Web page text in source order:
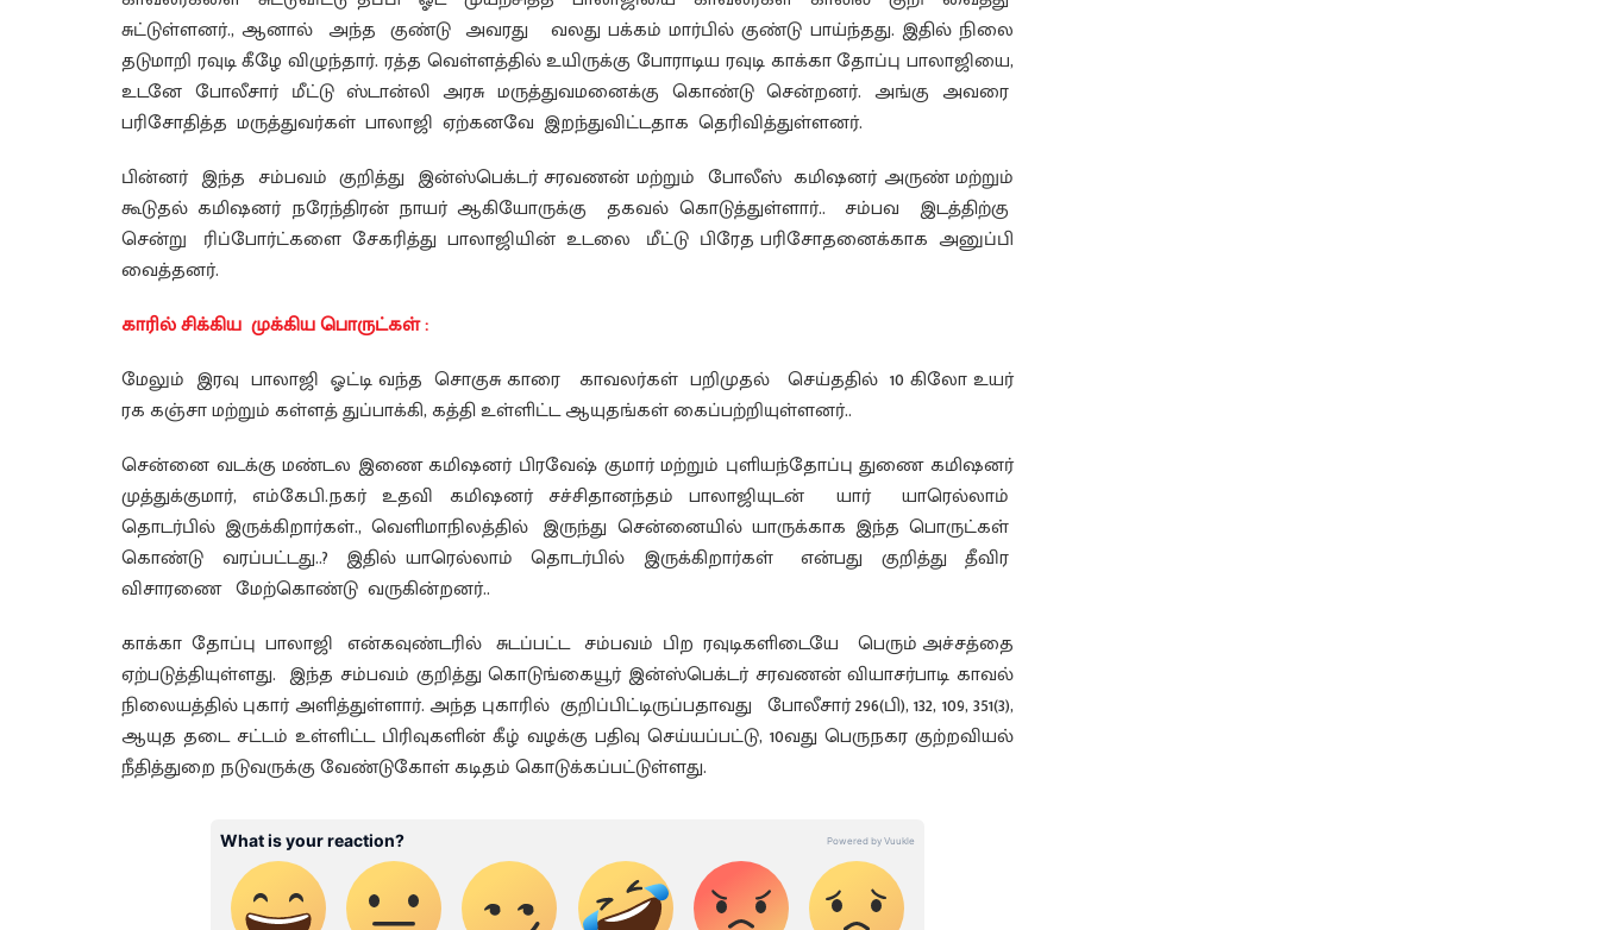
சுட்டுள்ளனர்., ஆனால் அந்த குண்டு அவரது வலது பக்கம் மார்பில் குண்டு பாய்ந்தது. இதில் நிலை
தடுமாறி ரவுடி கீழே விழுந்தார். ரத்த வெள்ளத்தில் உயிருக்கு போராடிய ரவுடி காக்கா தோப்பு பாலாஜியை,
உடனே போலீசார் மீட்டு ஸ்டான்லி அரசு மருத்துவமனைக்கு கொண்டு சென்றனர். அங்கு அவரை
பரிசோதித்த மருத்துவர்கள் பாலாஜி ஏற்கனவே இறந்துவிட்டதாக தெரிவித்துள்ளனர்.
பின்னர் இந்த சம்பவம் குறித்து இன்ஸ்பெக்டர் சரவணன் மற்றும் போலீஸ் கமிஷனர் அருண் மற்றும்
கூடுதல் கமிஷனர் நரேந்திரன் நாயர் ஆகியோருக்கு தகவல் கொடுத்துள்ளார்.. சம்பவ இடத்திற்கு
சென்று ரிப்போர்ட்களை சேகரித்து பாலாஜியின் உடலை மீட்டு பிரேத பரிசோதனைக்காக அனுப்பி
வைத்தனர்.
காரில் சிக்கிய முக்கிய பொருட்கள் :
மேலும் இரவு பாலாஜி ஓட்டி வந்த சொகுசு காரை காவலர்கள் பறிமுதல் செய்ததில் 10 கிலோ உயர்
ரக கஞ்சா மற்றும் கள்ளத் துப்பாக்கி, கத்தி உள்ளிட்ட ஆயுதங்கள் கைப்பற்றியுள்ளனர்..
சென்னை வடக்கு மண்டல இணை கமிஷனர் பிரவேஷ் குமார் மற்றும் புளியந்தோப்பு துணை கமிஷனர்
முத்துக்குமார், எம்கேபி.நகர் உதவி கமிஷனர் சச்சிதானந்தம் பாலாஜியுடன் யார் யாரெல்லாம்
தொடர்பில் இருக்கிறார்கள்., வெளிமாநிலத்தில் இருந்து சென்னையில் யாருக்காக இந்த பொருட்கள்
கொண்டு வரப்பட்டது..? இதில் யாரெல்லாம் தொடர்பில் இருக்கிறார்கள் என்பது குறித்து தீவிர
விசாரணை மேற்கொண்டு வருகின்றனர்..
காக்கா தோப்பு பாலாஜி என்கவுண்டரில் சுடப்பட்ட சம்பவம் பிற ரவுடிகளிடையே பெரும் அச்சத்தை
ஏற்படுத்தியுள்ளது. இந்த சம்பவம் குறித்து கொடுங்கையூர் இன்ஸ்பெக்டர் சரவணன் வியாசர்பாடி காவல்
நிலையத்தில் புகார் அளித்துள்ளார். அந்த புகாரில் குறிப்பிட்டிருப்பதாவது போலீசார் 296(பி), 132, 109, 351(3),
ஆயுத தடை சட்டம் உள்ளிட்ட பிரிவுகளின் கீழ் வழக்கு பதிவு செய்யப்பட்டு, 10வது பெருநகர குற்றவியல்
நீதித்துறை நடுவருக்கு வேண்டுகோள் கடிதம் கொடுக்கப்பட்டுள்ளது.